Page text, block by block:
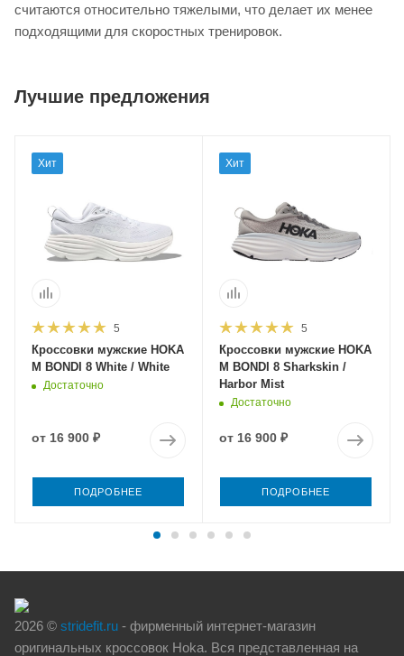
считаются относительно тяжелыми, что делает их менее
подходящими для скоростных тренировок.
Лучшие предложения
Хит
5
Кроссовки мужские HOKA
M BONDI 8 White / White
Достаточно
от 16 900 ₽
ПОДРОБНЕЕ
Хит
5
Кроссовки мужские HOKA
M BONDI 8 Sharkskin /
Harbor Mist
Достаточно
от 16 900 ₽
ПОДРОБНЕЕ
2026 © stridefit.ru - фирменный интернет-магазин
оригинальных кроссовок Hoka. Вся представленная на